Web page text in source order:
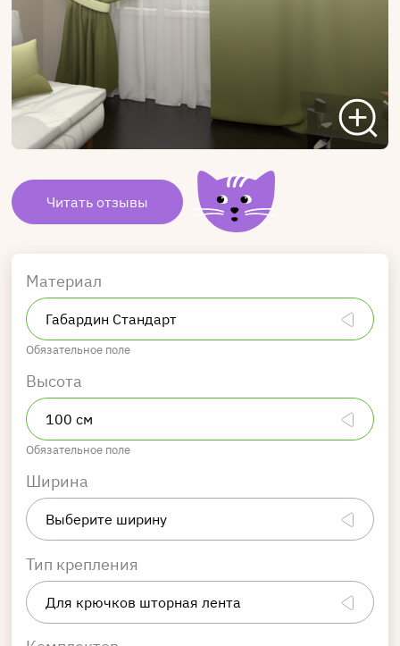
Читать отзывы
Материал
Обязательное поле
Высота
Обязательное поле
Ширина
Тип крепления